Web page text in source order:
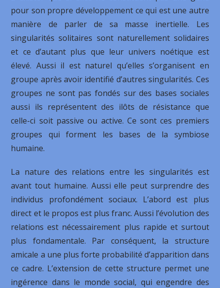
pour son propre développement ce qui est une autre
manière de parler de sa masse inertielle. Les
singularités solitaires sont naturellement solidaires
et ce d’autant plus que leur univers noétique est
élevé. Aussi il est naturel qu’elles s’organisent en
groupe après avoir identifié d’autres singularités. Ces
groupes ne sont pas fondés sur des bases sociales
aussi ils représentent des ilôts de résistance que
celle-ci soit passive ou active. Ce sont ces premiers
groupes qui forment les bases de la symbiose
humaine.
La nature des relations entre les singularités est
avant tout humaine. Aussi elle peut surprendre des
individus profondément sociaux. L’abord est plus
direct et le propos est plus franc. Aussi l’évolution des
relations est nécessairement plus rapide et surtout
plus fondamentale. Par conséquent, la structure
amicale a une plus forte probabilité d’apparition dans
ce cadre. L’extension de cette structure permet une
ingérence dans le monde social, qui engendre des